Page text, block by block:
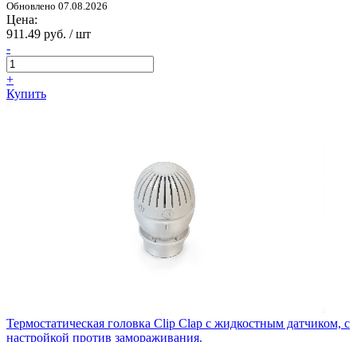
Обновлено 07.08.2026
Цена:
911.49 руб. / шт
-
+
Купить
Термостатическая головка Clip Clap с жидкостным датчиком, с
настройкой против замораживания.